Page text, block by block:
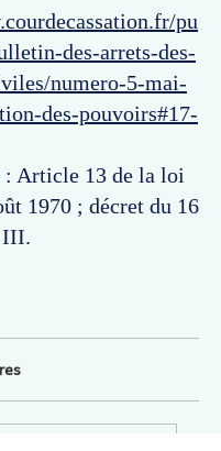
pu
des-arrets-des-
numero-5-mai-
des-pouvoirs#17-
: Article 13 de la loi
1970 ; décret du 16
III.